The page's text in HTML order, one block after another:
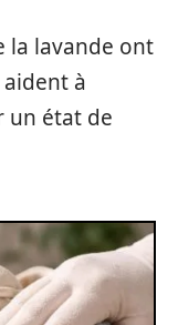
la lavande ont
à
un état de